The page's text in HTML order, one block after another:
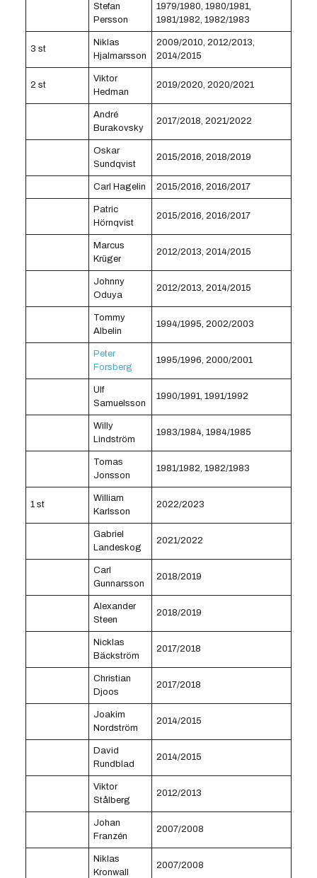
Stefan
Persson
1979/1980, 1980/1981,
1981/1982, 1982/1983
3 st
Niklas
Hjalmarsson
2009/2010, 2012/2013,
2014/2015
2 st
Viktor
Hedman
2019/2020, 2020/2021
André
Burakovsky
2017/2018, 2021/2022
Oskar
Sundqvist
2015/2016, 2018/2019
Carl Hagelin 2015/2016, 2016/2017
Patric
Hörnqvist
2015/2016, 2016/2017
Marcus
Krüger
2012/2013, 2014/2015
Johnny
Oduya
2012/2013, 2014/2015
Tommy
Albelin
1994/1995, 2002/2003
Peter
Forsberg
1995/1996, 2000/2001
Ulf
Samuelsson
1990/1991, 1991/1992
Willy
Lindström
1983/1984, 1984/1985
Tomas
Jonsson
1981/1982, 1982/1983
1 st
William
Karlsson
2022/2023
Gabriel
Landeskog
2021/2022
Carl
Gunnarsson
2018/2019
Alexander
Steen
2018/2019
Nicklas
Bäckström
2017/2018
Christian
Djoos
2017/2018
Joakim
Nordström
2014/2015
David
Rundblad
2014/2015
Viktor
Stålberg
2012/2013
Johan
Franzén
2007/2008
Niklas
Kronwall
2007/2008